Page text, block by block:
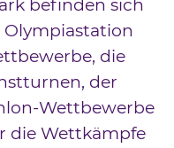
befinden sich
die
der
Wettbewerbe
die Wettkämpfe